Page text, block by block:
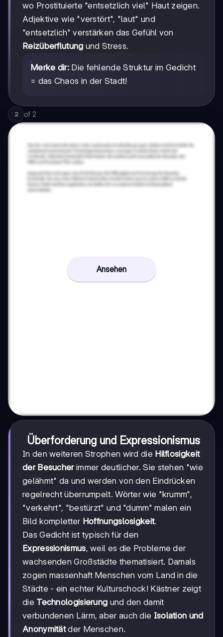
wo Prostituierte "entsetzlich viel" Haut zeigen.
Adjektive wie "verstört", "laut" und
"entsetzlich" verstärken das Gefühl von
Reizüberflutung und Stress.
Merke dir: Die fehlende Struktur im Gedicht
= das Chaos in der Stadt!
2 of 2
Ansehen
Überforderung und Expressionismus
In den weiteren Strophen wird die Hilflosigkeit
der Besucherimmer deutlicher. Sie stehen "wie
gelähmt" da und werden von den Eindrücken
regelrecht überrumpelt. Wörter wie "krumm",
"verkehrt", "bestürzt" und "dumm" malen ein
Bild kompletter Hoffnungslosigkeit.
Das Gedicht ist typisch für den
Expressionismus, weil es die Probleme der
wachsenden Großstädte thematisiert. Damals
zogen massenhaft Menschen vom Land in die
Städte - ein echter Kulturschock! Kästner zeigt
die Technologisierung und den damit
verbundenen Lärm, aber auch die Isolation und
Anonymitätder Menschen.